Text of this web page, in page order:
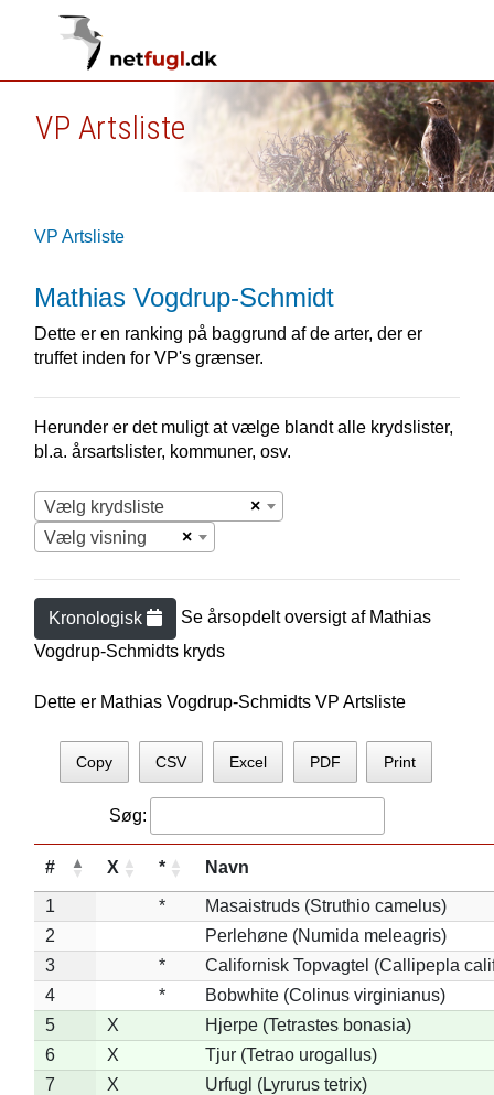
VP Artsliste
VP Artsliste
Mathias Vogdrup-Schmidt
Dette er en ranking på baggrund af de arter, der er
truffet inden for VP's grænser.
Herunder er det muligt at vælge blandt alle krydslister,
bl.a. årsartslister, kommuner, osv.
×
Vælg krydsliste
×
Vælg visning
Kronologisk Se årsopdelt oversigt af Mathias
Vogdrup-Schmidts kryds
Dette er Mathias Vogdrup-Schmidts VP Artsliste
Copy CSV Excel PDF Print
Søg:
# X * Navn
1 *
Masaistruds (Struthio camelus)
2
Perlehøne (Numida meleagris)
3
*
Californisk Topvagtel (Callipepla
4
*
Bobwhite (Colinus virginianus)
5
X
Hjerpe (Tetrastes bonasia)
6
X
Tjur (Tetrao urogallus)
7
X
Urfugl (Lyrurus tetrix)